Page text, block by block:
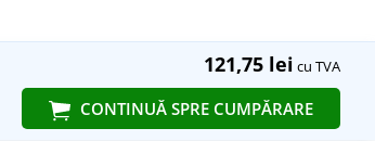
121,75 lei cu TVA
CONTINUĂ SPRE CUMPĂRARE